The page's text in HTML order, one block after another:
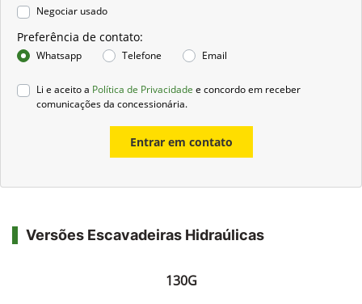
Negociar usado
Preferência de contato:
Whatsapp Telefone Email
Li e aceito a Política de Privacidade e concordo em receber
comunicações da concessionária.
Entrar em contato
Versões Escavadeiras Hidraúlicas
130G